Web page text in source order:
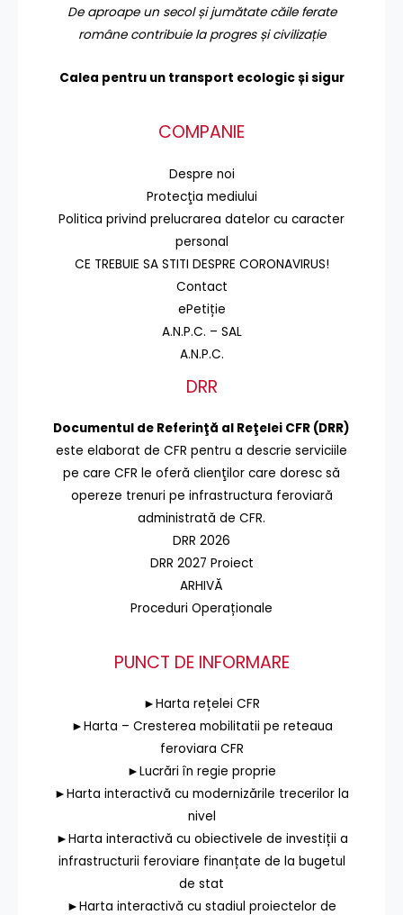
De aproape un secol și jumătate căile ferate
române contribuie la progres și civilizație
Calea pentru un transport ecologic și sigur
COMPANIE
Despre noi
Protecţia mediului
Politica privind prelucrarea datelor cu caracter
personal
CE TREBUIE SA STITI DESPRE CORONAVIRUS!
Contact
ePetiție
A.N.P.C. – SAL
A.N.P.C.
DRR
Documentul de Referinţă al Reţelei CFR (DRR)
este elaborat de CFR pentru a descrie serviciile
pe care CFR le oferă clienţilor care doresc să
opereze trenuri pe infrastructura feroviară
administrată de CFR.
DRR 2026
DRR 2027 Proiect
ARHIVĂ
Proceduri Operaționale
PUNCT DE INFORMARE
►Harta rețelei CFR
►Harta – Cresterea mobilitatii pe reteaua
feroviara CFR
►Lucrări în regie proprie
►Harta interactivă cu modernizările trecerilor la
nivel
►Harta interactivă cu obiectivele de investiții a
infrastructurii feroviare finanțate de la bugetul
de stat
►Harta interactivă cu stadiul proiectelor de